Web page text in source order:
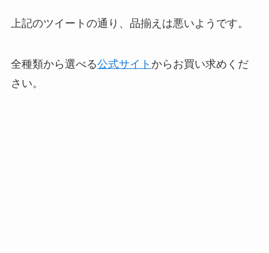
上記のツイートの通り、品揃えは悪いようです。
全種類から選べる公式サイト からお買い求めくだ
さい。